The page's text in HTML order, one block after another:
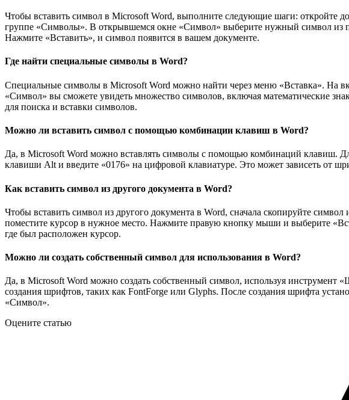
Чтобы вставить символ в Microsoft Word, выполните следующие шаги: откройте
группе «Символы». В открывшемся окне «Символ» выберите нужный символ из
Нажмите «Вставить», и символ появится в вашем документе.
Где найти специальные символы в Word?
Специальные символы в Microsoft Word можно найти через меню «Вставка». На
«Символ» вы сможете увидеть множество символов, включая математические
для поиска и вставки символов.
Можно ли вставить символ с помощью комбинации клавиш в Word?
Да, в Microsoft Word можно вставлять символы с помощью комбинаций клавиш.
клавиши Alt и введите «0176» на цифровой клавиатуре. Это может зависеть от
Как вставить символ из другого документа в Word?
Чтобы вставить символ из другого документа в Word, сначала скопируйте
поместите курсор в нужное место. Нажмите правую кнопку мыши и выберите
где был расположен курсор.
Можно ли создать собственный символ для использования в Word?
Да, в Microsoft Word можно создать собственный символ, используя
создания шрифтов, таких как FontForge или Glyphs. После создания шрифта
«Символ».
Оцените статью